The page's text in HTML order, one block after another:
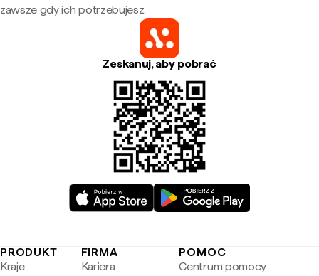
zawsze gdy ich potrzebujesz.
Zeskanuj, aby pobrać
PRODUKT
Kraje
FIRMA
Kariera
POMOC
Centrum pomocy